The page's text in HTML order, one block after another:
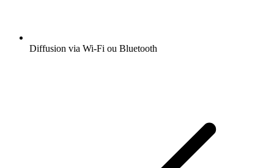
Diffusion via Wi-Fi ou Bluetooth